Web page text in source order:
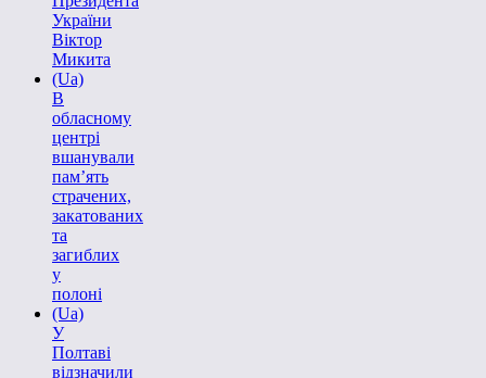
України
Віктор
Микита
(Ua)
В
обласному
центрі
вшанували
пам’ять
страчених,
закатованих
та
загиблих
у
полоні
(Ua)
У
Полтаві
відзначили